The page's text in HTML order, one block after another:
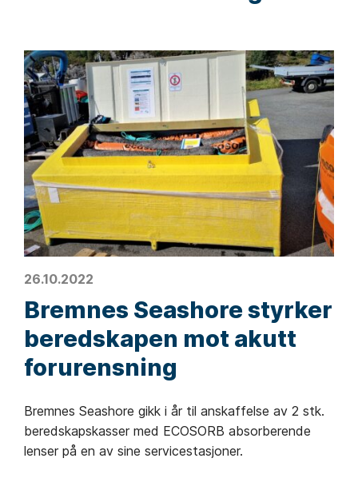
26.10.2022
Bremnes Seashore styrker
beredskapen mot akutt
forurensning
Bremnes Seashore gikk i år til anskaffelse av 2 stk.
beredskapskasser med ECOSORB absorberende
lenser på en av sine servicestasjoner.